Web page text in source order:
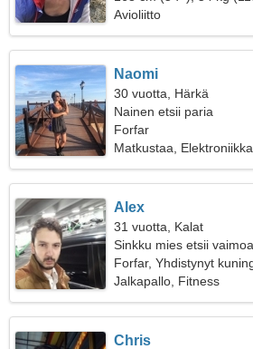
Avioliitto
Naomi
30 vuotta, Härkä
Nainen etsii paria
Forfar
Matkustaa, Elektroniikka
Alex
31 vuotta, Kalat
Sinkku mies etsii
Forfar, Yhdistynyt
Jalkapallo, Fitness
Chris